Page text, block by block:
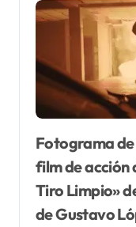
Fotograma de una explosiva escena del
film de acción
Tiro Limpio»
de Gustavo